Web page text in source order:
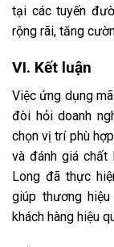
tại các tuyến
rộng rãi, tăng
VI. Kết luận
Việc ứng dụng
đòi hỏi doanh
chọn vị trí phù
và đánh giá chất
Long đã thực
giúp thương
khách hàng hiệu